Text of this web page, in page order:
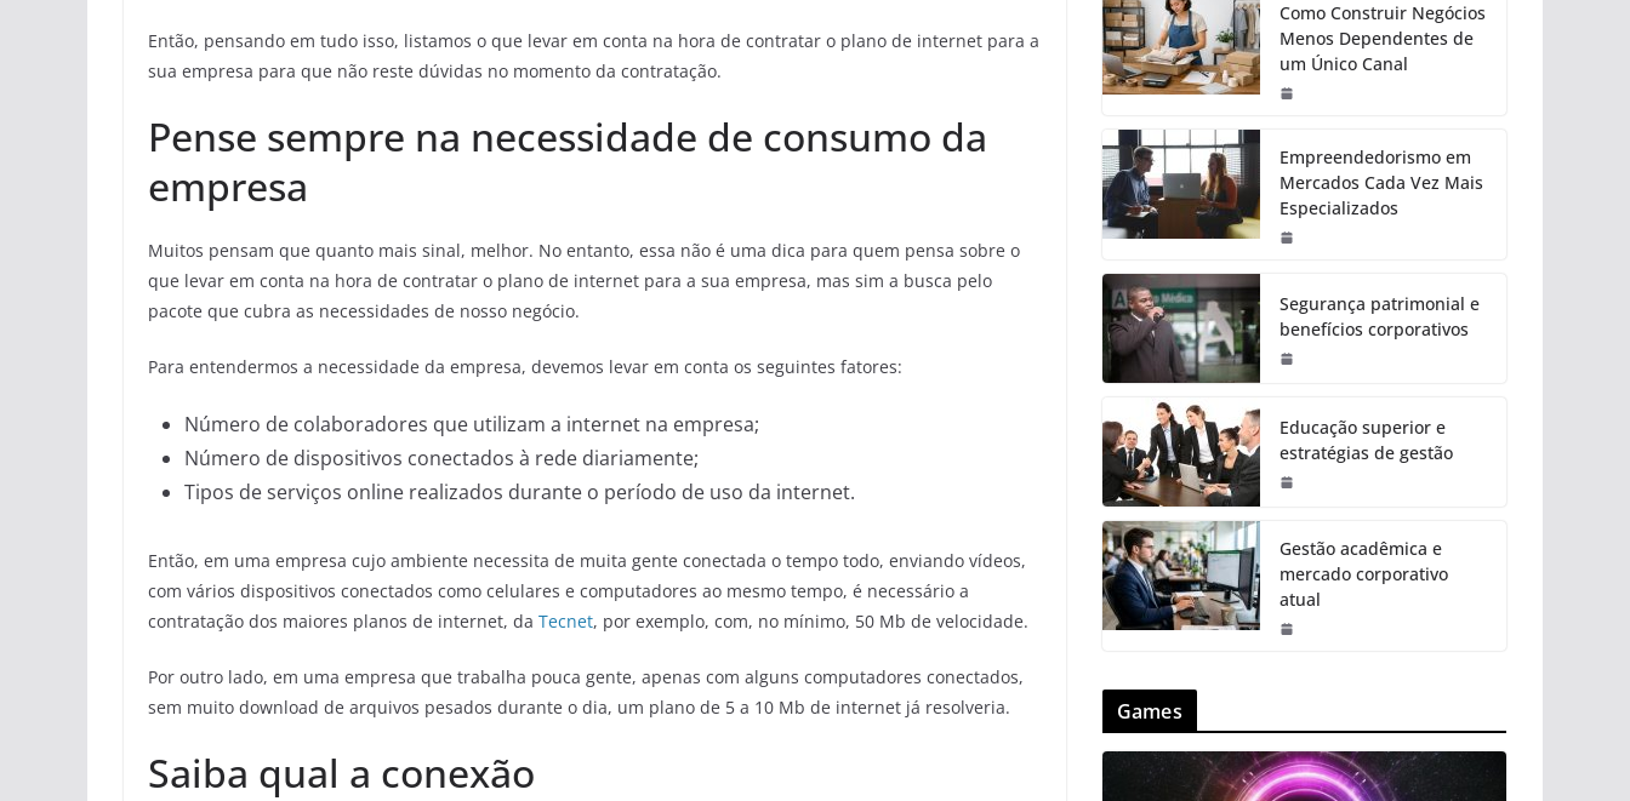
Então, pensando em tudo isso, listamos o que levar em conta na hora de contratar o plano de internet para a
sua empresa para que não reste dúvidas no momento da contratação.
Pense sempre na necessidade de consumo da
empresa
Muitos pensam que quanto mais sinal, melhor. No entanto, essa não é uma dica para quem pensa sobre o
que levar em conta na hora de contratar o plano de internet para a sua empresa, mas sim a busca pelo
pacote que cubra as necessidades de nosso negócio.
Para entendermos a necessidade da empresa, devemos levar em conta os seguintes fatores:
Número de colaboradores que utilizam a internet na empresa;
Número de dispositivos conectados à rede diariamente;
Tipos de serviços online realizados durante o período de uso da internet.
Então, em uma empresa cujo ambiente necessita de muita gente conectada o tempo todo, enviando vídeos,
com vários dispositivos conectados como celulares e computadores ao mesmo tempo, é necessário a
contratação dos maiores planos de internet, da Tecnet, por exemplo, com, no mínimo, 50 Mb de velocidade.
Por outro lado, em uma empresa que trabalha pouca gente, apenas com alguns computadores conectados,
sem muito download de arquivos pesados durante o dia, um plano de 5 a 10 Mb de internet já resolveria.
Saiba qual a conexão
Como Construir Negócios
Menos Dependentes de
um Único Canal
Empreendedorismo em
Mercados Cada Vez Mais
Especializados
Segurança patrimonial e
benefícios corporativos
Educação superior e
estratégias de gestão
Gestão acadêmica e
mercado corporativo
atual
Games